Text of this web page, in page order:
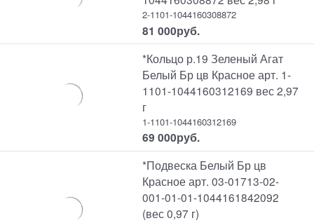
2-1101-1044160308872
81 000руб.
*Кольцо р.19 Зеленый Агат
Белый Бр цв Красное арт. 1-
1101-1044160312169 вес 2,97
г
1-1101-1044160312169
69 000руб.
*Подвеска Белый Бр цв
Красное арт. 03-01713-02-
001-01-01-1044161842092
(вес 0,97 г)